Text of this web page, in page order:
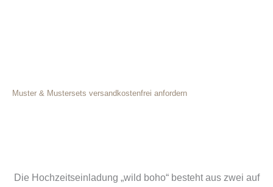
Muster & Mustersets versandkostenfrei anfordern
Die Hochzeitseinladung „wild boho“ besteht aus zwei auf